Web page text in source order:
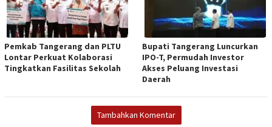
Pemkab Tangerang dan PLTU
Lontar Perkuat Kolaborasi
Tingkatkan Fasilitas Sekolah
Bupati Tangerang Luncurkan
IPO-T, Permudah Investor
Akses Peluang Investasi
Daerah
Tambahkan Komentar